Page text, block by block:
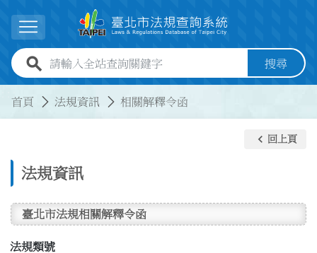
展開選單
全站查詢關鍵字欄位 搜尋
首頁 法規資訊 相關解釋令函
法規資訊
keyboard_arrow_left 回上頁
臺北市法規相關解釋令函
法規類號